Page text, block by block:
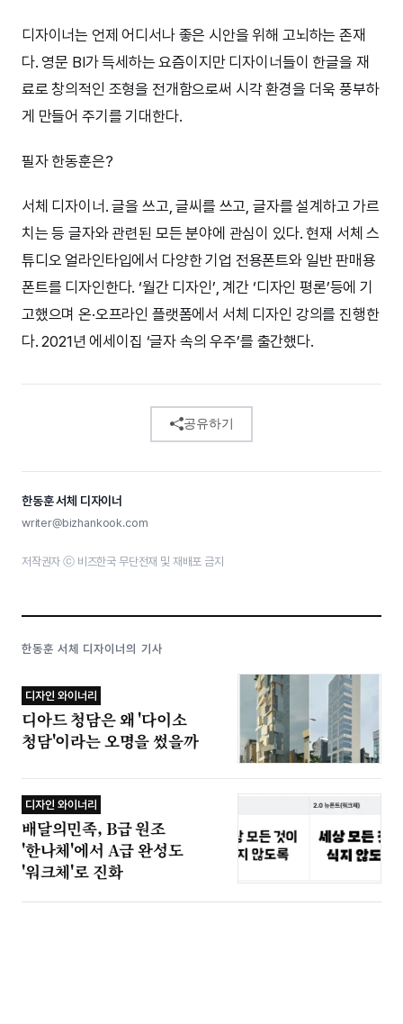
디자이너는 언제 어디서나 좋은 시안을 위해 고뇌하는 존재
다. 영문 BI가 득세하는 요즘이지만 디자이너들이 한글을 재
료로 창의적인 조형을 전개함으로써 시각 환경을 더욱 풍부하
게 만들어 주기를 기대한다.
필자 한동훈은?
서체 디자이너. 글을 쓰고, 글씨를 쓰고, 글자를 설계하고 가르
치는 등 글자와 관련된 모든 분야에 관심이 있다. 현재 서체 스
튜디오 얼라인타입에서 다양한 기업 전용폰트와 일반 판매용
폰트를 디자인한다. ‘월간 디자인’, 계간 ‘디자인 평론’등에 기
고했으며 온·오프라인 플랫폼에서 서체 디자인 강의를 진행한
다. 2021년 에세이집 ‘글자 속의 우주’를 출간했다.
공유하기
한동훈 서체 디자이너
writer@bizhankook.com
저작권자 ⓒ 비즈한국 무단전재 및 재배포 금지
한동훈 서체 디자이너의 기사
디자인 와이너리
디아드 청담은 왜 '다이소
청담'이라는 오명을 썼을까
디자인 와이너리
배달의민족, B급 원조
'한나체'에서 A급 완성도
'워크체'로 진화